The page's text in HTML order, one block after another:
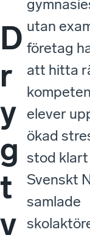
D
r
y
g
t
v
utan
företag
att hitta
elever
ökad
stod
Svenskt
samlade